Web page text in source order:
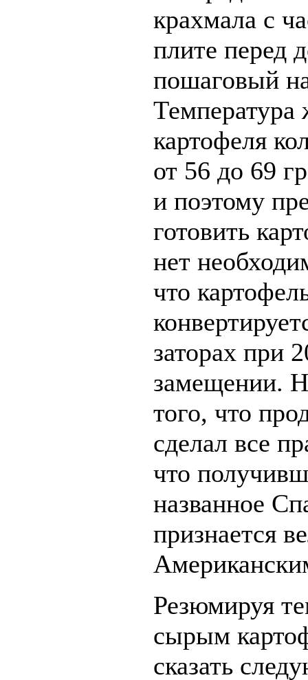
крахмала с
плите перед
пошаговый
Температура
картофеля
от 56 до 69
и поэтому
готовить
нет
что
заторах при
замещении.
того, что
сделал все
что
названное
признается
Резюмируя
сырым
сказать